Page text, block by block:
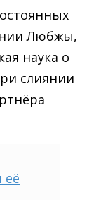
Любжы,
наука о
слиянии